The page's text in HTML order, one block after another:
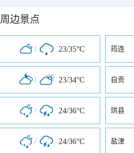
周边景点
/ 23/35°C 筠连
/ 23/34°C 自贡
/ 24/36°C 珙县
/ 24/36°C 盐津